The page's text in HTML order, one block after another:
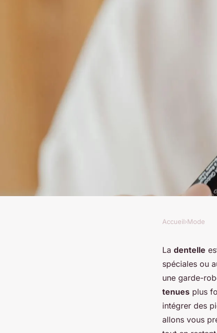
Comment intégrer
dentelle dans une
sans paraître trop
Accueil›Mode
La dentelle
spéciales ou
une garde-
tenues plus
intégrer des
allons vous